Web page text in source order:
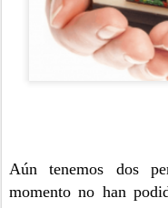
Aún tenemos dos
momento no han